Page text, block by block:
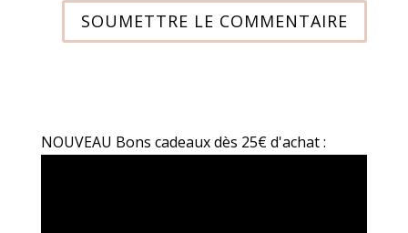
SOUMETTRE LE COMMENTAIRE
NOUVEAU Bons cadeaux dès 25€ d'achat :